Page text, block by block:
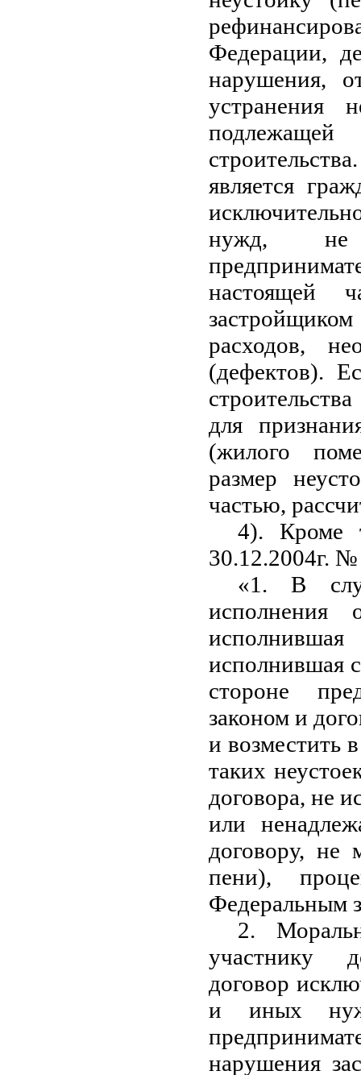
Федерации,
нарушения,
устранения
является
нужд, не
настоящей
расходов,
(дефектов).
для
(жилого
размер
частью,
4). Кроме
30.12.2004г.
«1. В
исполнения
исполнившая
стороне
законом и
и возместить
таких
договора, не
или
договору, не
пени),
Федеральным
2.
участнику
договор
и иных
нарушения